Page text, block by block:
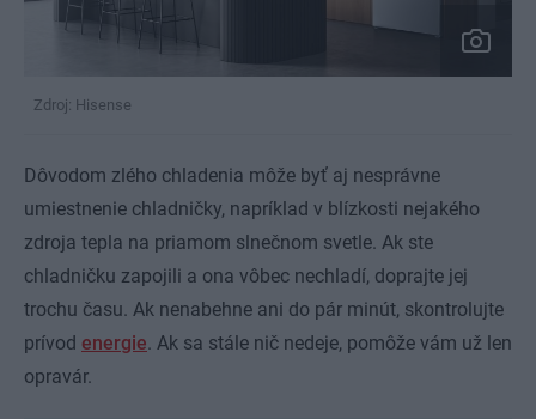
Zdroj: Hisense
Dôvodom zlého chladenia môže byť aj nesprávne
umiestnenie chladničky, napríklad v blízkosti nejakého
zdroja tepla na priamom slnečnom svetle. Ak ste
chladničku zapojili a ona vôbec nechladí, doprajte jej
trochu času. Ak nenabehne ani do pár minút, skontrolujte
prívod energie. Ak sa stále nič nedeje, pomôže vám už len
opravár.